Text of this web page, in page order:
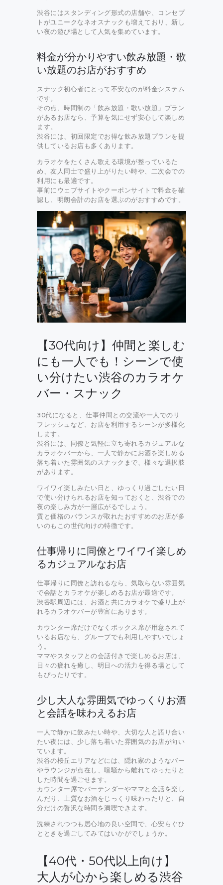
渋谷にはスタンディング形式の店舗や、コンセプ
トがユニークなネオスナックも増えており、新し
い夜の遊び場として人気を集めています。
料金が分かりやすい飲み放題・歌
い放題のお店がおすすめ
スナック初心者にとって不安なのが料金システム
です。
その点、時間制の「飲み放題・歌い放題」プラン
があるお店なら、予算を気にせず安心して楽しめ
ます。
渋谷には、初回限定でお得な飲み放題プランを提
供しているお店も多くあります。
カラオケをたくさん歌える環境が整っているた
め、友人同士で盛り上がりたい時や、二次会での
利用にも最適です。
事前にウェブサイトやクーポンサイトで料金を確
認し、明朗会計のお店を選ぶのがおすすめです。
【30代向け】仲間と楽しむ
にも一人でも！シーンで使
い分けたい渋谷のカラオケ
バー・スナック
30代になると、仕事仲間との交流や一人でのリ
フレッシュなど、お店を利用するシーンが多様化
します。
渋谷には、同僚と気軽に立ち寄れるカジュアルな
カラオケバーから、一人で静かにお酒を楽しめる
落ち着いた雰囲気のスナックまで、様々な選択肢
があります。
ワイワイ楽しみたい日と、ゆっくり過ごしたい日
で使い分けられるお店を知っておくと、渋谷での
夜の楽しみ方が一層広がるでしょう。
質と価格のバランスが取れたおすすめのお店が多
いのもこの世代向けの特徴です。
仕事帰りに同僚とワイワイ楽しめ
るカジュアルなお店
仕事帰りに同僚と訪れるなら、気取らない雰囲気
で会話とカラオケが楽しめるお店が最適です。
渋谷駅周辺には、お酒と共にカラオケで盛り上が
れるカラオケバーが豊富にあります。
カウンター席だけでなくボックス席が用意されて
いるお店なら、グループでも利用しやすいでしょ
う。
ママやスタッフとの会話付きで楽しめるお店は、
日々の疲れを癒し、明日への活力を得る場として
もぴったりです。
少し大人な雰囲気でゆっくりお酒
と会話を味わえるお店
一人で静かに飲みたい時や、大切な人と語り合い
たい夜には、少し落ち着いた雰囲気のお店が向い
ています。
渋谷の桜丘エリアなどには、隠れ家のようなバー
やラウンジが点在し、喧騒から離れてゆったりと
した時間を過ごせます。
カウンター席でバーテンダーやママと会話を楽し
んだり、上質なお酒をじっくり味わったりと、自
分だけの贅沢な時間を満喫できます。
洗練されつつも居心地の良い空間で、心安らぐひ
とときを過ごしてみてはいかがでしょうか。
【40代・50代以上向け】
大人が心から楽しめる渋谷